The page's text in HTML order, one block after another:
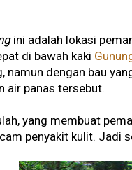
ini adalah lokasi
di bawah kaki
namun dengan bau
air panas tersebut.
yang membuat
penyakit kulit. Jadi